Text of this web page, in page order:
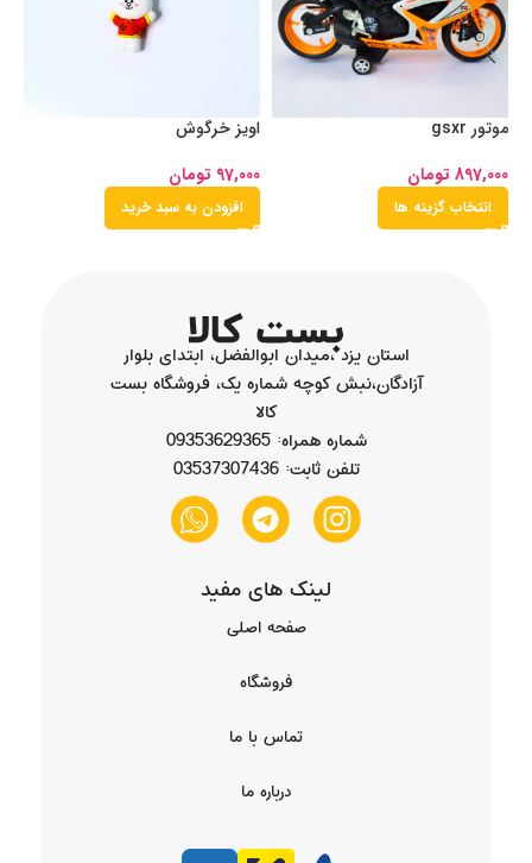
موتور gsxr
897,000 تومان
انتخاب گزینه ها
اویز خرگوش
97,000 تومان
افزودن به سبد خرید
استان یزد ،میدان ابوالفضل، ابتدای بلوار
آزادگان،نبش کوچه شماره یک، فروشگاه بست
کالا
شماره همراه: 09353629365
تلفن ثابت: 03537307436
لینک های مفید
صفحه اصلی
فروشگاه
تماس با ما
درباره ما